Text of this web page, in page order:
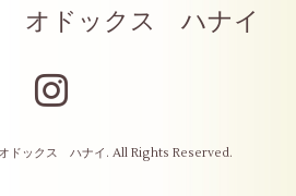
オドックス ハナイ
ドックス ハナイ . All Rights Reserved.